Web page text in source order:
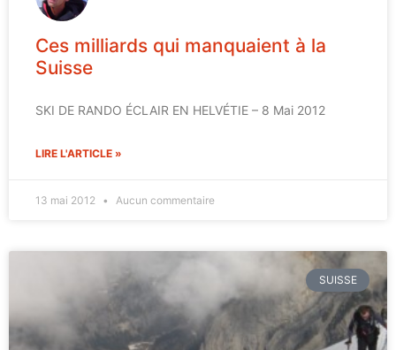
Ces milliards qui manquaient à la
Suisse
SKI DE RANDO ÉCLAIR EN HELVÉTIE – 8 Mai 2012
LIRE L'ARTICLE »
13 mai 2012 Aucun commentaire
SUISSE